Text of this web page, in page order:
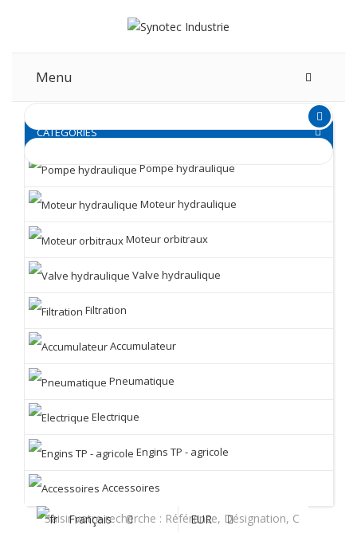
Menu
CATEGORIES
Pompe hydraulique
Moteur hydraulique
Moteur orbitraux
Valve hydraulique
Filtration
Accumulateur
Pneumatique
Electrique
Engins TP - agricole
Accessoires
Français EUR